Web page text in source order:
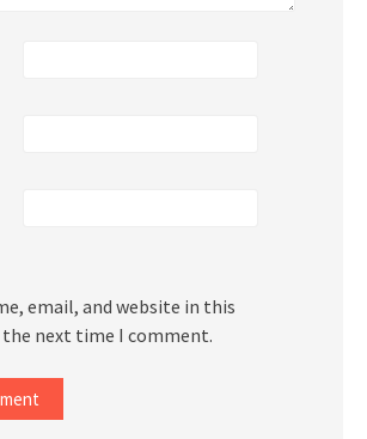
email, and website in this
next time I comment.